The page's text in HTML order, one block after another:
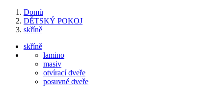
Domů
DĚTSKÝ POKOJ
skříně
skříně
lamino
masiv
otvírací dveře
posuvné dveře